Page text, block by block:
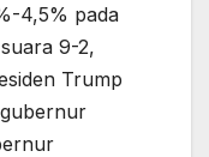
4,5% pada
9-2,
Trump